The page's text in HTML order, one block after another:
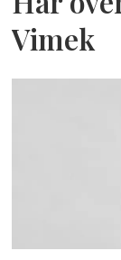
Vimek